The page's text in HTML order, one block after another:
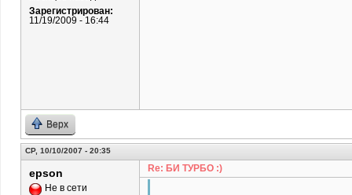
Зарегистрирован:
11/19/2009 - 16:44
Верх
СР, 10/10/2007 - 20:35
epson
Не в сети
Re: БИ ТУРБО :)